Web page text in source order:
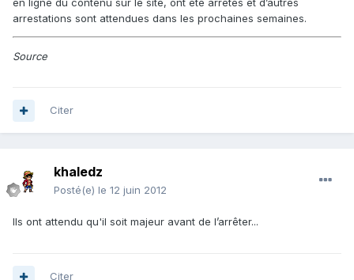
arrestations sont attendues dans les prochaines semaines.
Source
Citer
khaledz
Posté(e) le 12 juin 2012
Ils ont attendu qu'il soit majeur avant de l’arrêter...
Citer